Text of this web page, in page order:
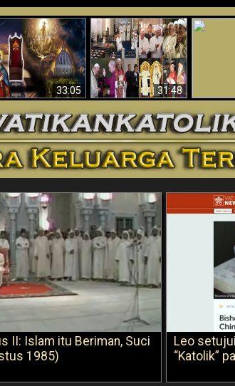
33:05
Apakah Alkitab
70
Tahun Tanpa
Seorang Paus?
31:48
Vatikan II Adalah
Agama Baru
Video
II: Islam itu Beriman, Suci
1985)
Leo
“Katolik”